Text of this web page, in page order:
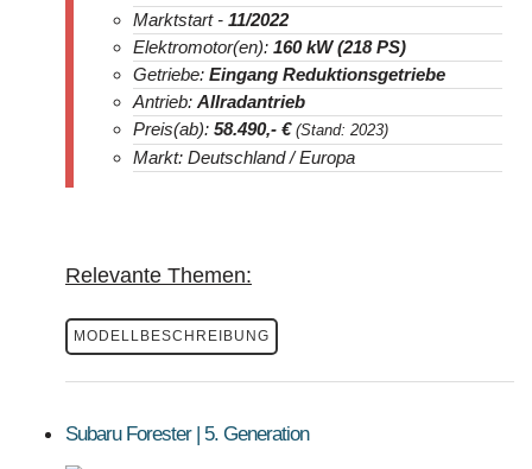
Marktstart - 11/2022
Elektromotor(en): 160 kW (218 PS)
Getriebe: Eingang Reduktionsgetriebe
Antrieb: Allradantrieb
Preis(ab): 58.490,- € (Stand: 2023)
Markt: Deutschland / Europa
Relevante Themen:
MODELLBESCHREIBUNG
Subaru Forester | 5. Generation